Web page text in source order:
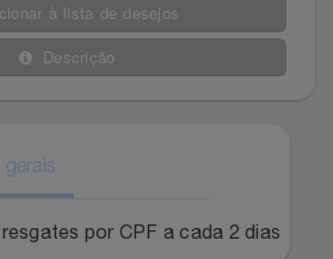
à lista de desejos
Descrição
gerais
por CPF a cada 2 dias